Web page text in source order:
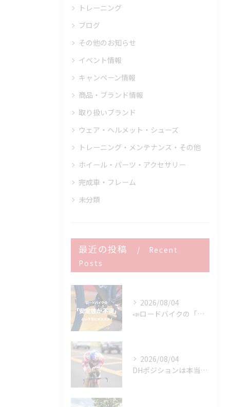
トレーニング
ブログ
その他のお知らせ
イベント情報
キャンペーン情報
商品・ブランド情報
取り扱いブランド
ウェア・ヘルメット・シューズ
トレーニング・メンテナンス・その他
ホイール・パーツ・アクセサリー
完成車・フレーム
未分類
最近の投稿
Recent
Posts
2026/08/04
📣ロードバイクの「安定性が不安」という方にオススメ👍
2026/08/04
DHポジションは本当に速いのか？ 速さを決めるのはDHバーではなく「維持できるポジション」です